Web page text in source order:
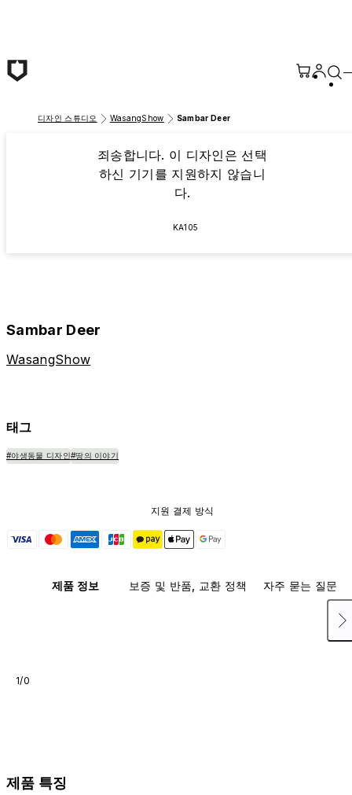
디자인 스튜디오 WasangShow Sambar Deer
죄송합니다. 이 디자인은 선택
하신 기기를 지원하지 않습니
다.
KA105
Sambar Deer
WasangShow
태그
#야생동물 디자인#땅의 이야기
지원 결제 방식
제품 정보 보증 및 반품, 교환 정책 자주 묻는 질문
1/0
제품 특징